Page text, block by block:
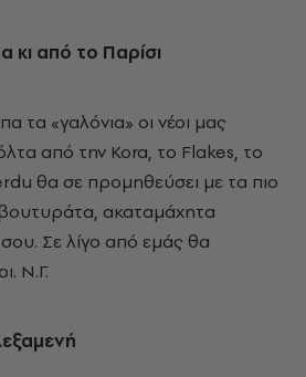
κι από το Παρίσι
τα «γαλόνια» οι νέοι μας
από την Kora, το Flakes, το
θα σε προμηθεύσει με τα πιο
ακαταμάχητα
Σε λίγο από εμάς θα
Ν.Γ.